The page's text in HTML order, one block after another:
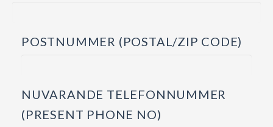
POSTNUMMER (POSTAL/ZIP CODE)
NUVARANDE TELEFONNUMMER
(PRESENT PHONE NO)